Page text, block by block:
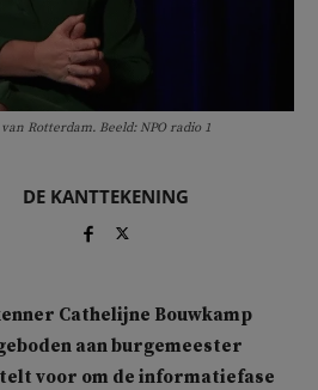
Rotterdam. Beeld: NPO radio 1
DE KANTTEKENING
Cathelijne Bouwkamp
aan burgemeester
voor om de informatiefase